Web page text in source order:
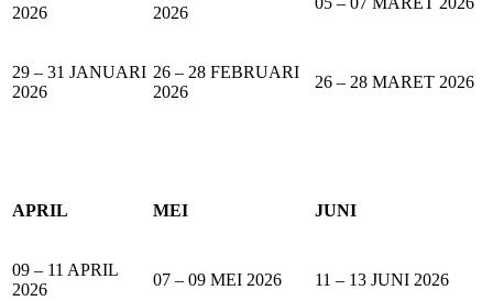
2026
2026
29 – 31 JANUARI
2026
26 – 28 FEBRUARI
2026
26 – 28 MARET 2026
APRIL MEI JUNI
09 – 11 APRIL
2026
07 – 09 MEI 2026 11 – 13 JUNI 2026